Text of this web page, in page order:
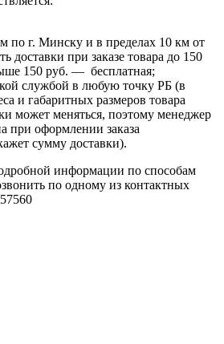
по г. Минску и в пределах 10 км от
при заказе товара до 150
150 руб. — бесплатная;
службой в любую точку РБ (в
и габаритных размеров товара
может меняться, поэтому менеджер
при оформлении заказа
сумму доставки).
информации по способам
по одному из контактных